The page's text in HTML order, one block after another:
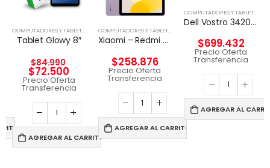
NOTEBOOK COMPUTADORES Y TABLETS, TABLETA
Tablet Glowy 8″
$84.990
$72.500
Precio Oferta
Transferencia
AGREGAR AL CARRITO
COMPUTADORES Y TABLETS,
Xiaomi – Redmi Pad SE – Android – Snapdragon 680 – 49949
$258.876
Precio Oferta
Transferencia
AGREGAR AL CARRITO
COMPUTADORES Y TABLETS
Dell Vostro 3420 – Notebook – 14″ – 1366 x 768 LED – Intel Core I5-1135G7
$699.432
Precio Oferta
Transferencia
AGREGAR AL